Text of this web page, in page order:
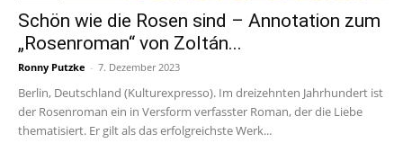
Schön wie die Rosen sind – Annotation zum
„Rosenroman“ von Zoltán...
Ronny Putzke - 7. Dezember 2023
Berlin, Deutschland (Kulturexpresso). Im dreizehnten Jahrhundert ist
der Rosenroman ein in Versform verfasster Roman, der die Liebe
thematisiert. Er gilt als das erfolgreichste Werk...